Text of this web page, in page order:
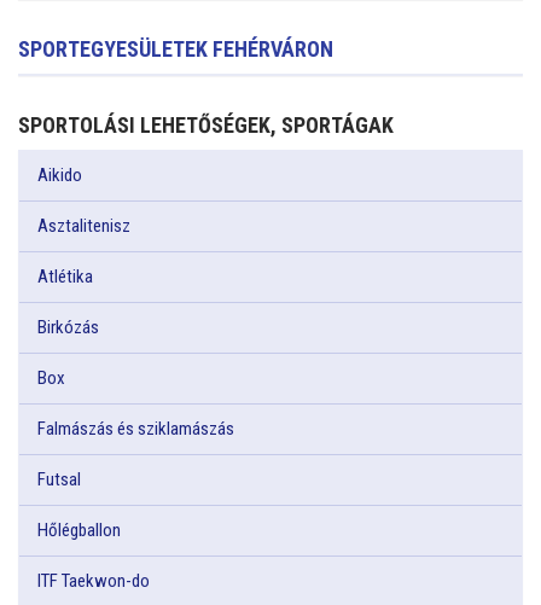
SPORTEGYESÜLETEK FEHÉRVÁRON
SPORTOLÁSI LEHETŐSÉGEK, SPORTÁGAK
Aikido
Asztalitenisz
Atlétika
Birkózás
Box
Falmászás és sziklamászás
Futsal
Hőlégballon
ITF Taekwon-do